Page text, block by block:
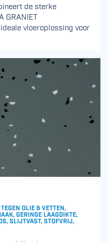
de sterke
GRANIET
vloeroplossing voor
OLIE & VETTEN,
GERINGE LAAGDIKTE,
SLIJTVAST, STOFVRIJ,